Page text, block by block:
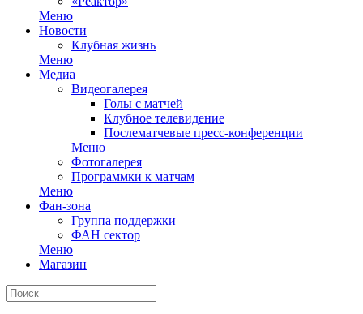
Меню
Новости
Клубная жизнь
Меню
Медиа
Видеогалерея
Голы с матчей
Клубное телевидение
Послематчевые пресс-конференции
Меню
Фотогалерея
Программки к матчам
Меню
Фан-зона
Группа поддержки
ФАН сектор
Меню
Магазин